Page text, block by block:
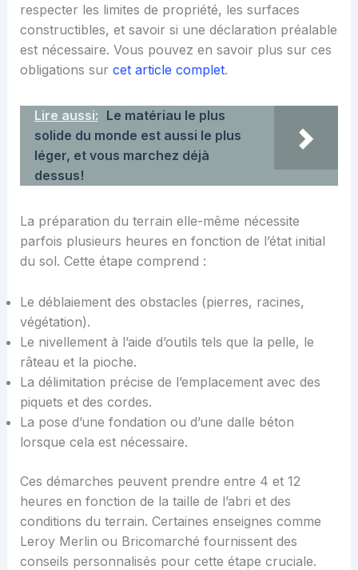
respecter les limites de propriété, les surfaces
constructibles, et savoir si une déclaration préalable
est nécessaire. Vous pouvez en savoir plus sur ces
obligations sur cet article complet.
Lire aussi: Le matériau le plus
solide du monde est aussi le plus
léger, et vous marchez déjà
dessus!
La préparation du terrain elle-même nécessite
parfois plusieurs heures en fonction de l’état initial
du sol. Cette étape comprend :
Le déblaiement des obstacles (pierres, racines,
végétation).
Le nivellement à l’aide d’outils tels que la pelle, le
râteau et la pioche.
La délimitation précise de l’emplacement avec des
piquets et des cordes.
La pose d’une fondation ou d’une dalle béton
lorsque cela est nécessaire.
Ces démarches peuvent prendre entre 4 et 12
heures en fonction de la taille de l’abri et des
conditions du terrain. Certaines enseignes comme
Leroy Merlin ou Bricomarché fournissent des
conseils personnalisés pour cette étape cruciale.